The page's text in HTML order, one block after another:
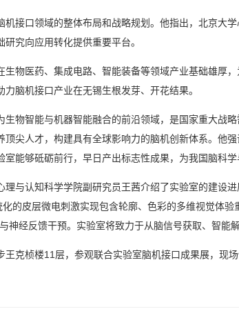
接口领域的整体布局和战略规划。他指出，北京大
究向应用转化提供重要平台。
生物医药、集成电路、智能装备等领域产业基础雄厚
脑机接口产业在无锡生根发芽、开花结果。
生物智能与机器智能融合的前沿领域，是国家重大战
顶尖人才，构建具有全球影响力的脑机创新体系。他
能够砥砺前行，早日产出标志性成果，为我国脑科学
理与认知科学学院副研究员王茜介绍了实验室的建设
的皮层微电刺激实现包含轮廓、色彩的多维视觉体
神经反馈干预。实验室将致力于从脑信号获取、智能
克桢楼11层，参观联合实验室脑机接口成果展，现场